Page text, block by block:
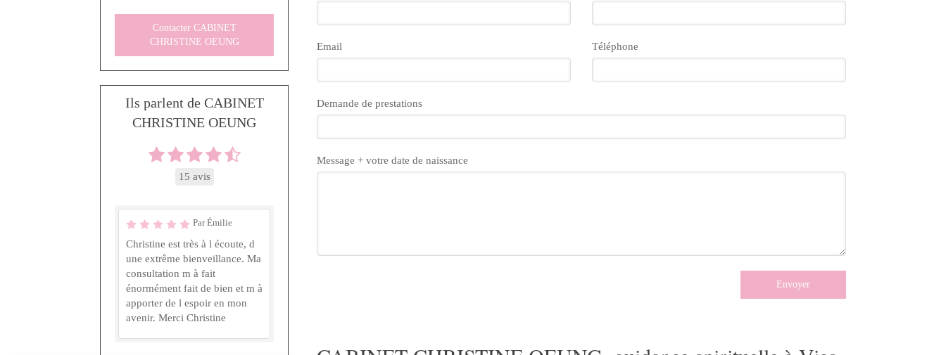
Email Téléphone
Demande de prestations
Message + votre date de naissance
Envoyer
Contacter CABINET
CHRISTINE OEUNG
Ils parlent de CABINET
CHRISTINE OEUNG
15 avis
Par Émilie
Christine est très à l écoute, d
une extrême bienveillance. Ma
consultation m à fait
énormément fait de bien et m à
apporter de l espoir en mon
avenir. Merci Christine